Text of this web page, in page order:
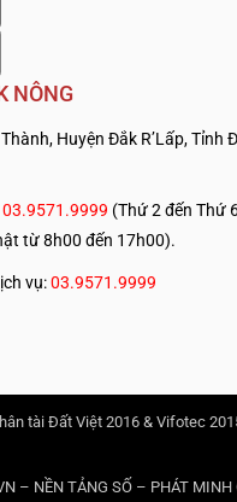
NÔNG
Huyện Đắk R’Lấp, Tỉnh
03.9571.9999 (Thứ 2 đến Thứ
từ 8h00 đến 17h00).
vụ:03.9571.9999
– NỀN TẢNG SỐ – PHÁT MINH
tài Đất Việt 2016 & Vifotec